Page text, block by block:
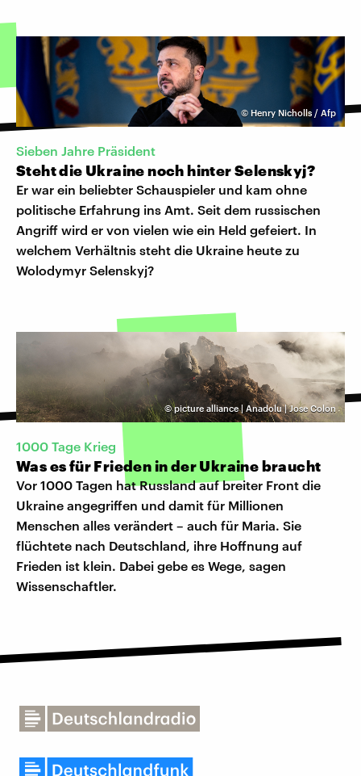
© Henry Nicholls / Afp
Sieben Jahre Präsident
Steht die Ukraine noch hinter Selenskyj?
Er war ein beliebter Schauspieler und kam ohne
politische Erfahrung ins Amt. Seit dem russischen
Angriff wird er von vielen wie ein Held gefeiert. In
welchem Verhältnis steht die Ukraine heute zu
Wolodymyr Selenskyj?
©picture alliance | Anadolu | Jose Colon
1000 Tage Krieg
Was es für Frieden in der Ukraine braucht
Vor 1000 Tagen hat Russland auf breiter Front die
Ukraine angegriffen und damit für Millionen
Menschen alles verändert – auch für Maria. Sie
flüchtete nach Deutschland, ihre Hoffnung auf
Frieden ist klein. Dabei gebe es Wege, sagen
Wissenschaftler.